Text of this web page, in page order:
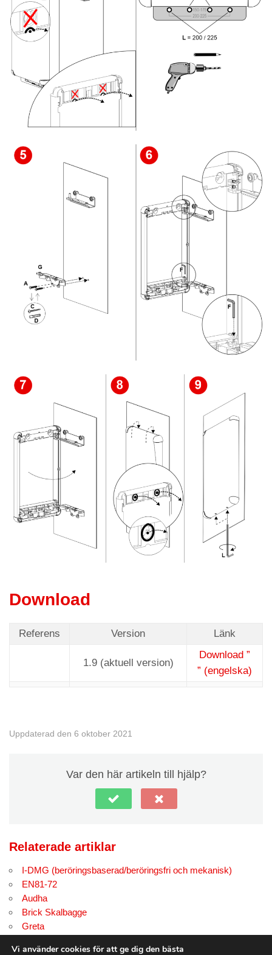
Download
Referens Version Länk
1.9 (aktuell version)
Download ”
” (engelska)
Uppdaterad den 6 oktober 2021
Var den här artikeln till hjälp?
Relaterade artiklar
I-DMG (beröringsbaserad/beröringsfri och mekanisk)
EN81-72
Audha
Brick Skalbagge
Greta
Vi använder cookies för att ge dig den bästa